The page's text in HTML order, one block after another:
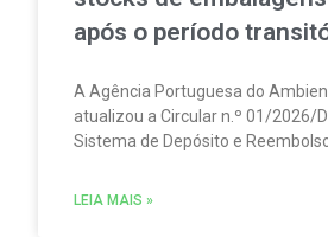
após o período
A Agência Portuguesa do
atualizou a Circular n.º 01/2026/
Sistema de Depósito e
traz um esclarecimento relevante
LEIA MAIS »